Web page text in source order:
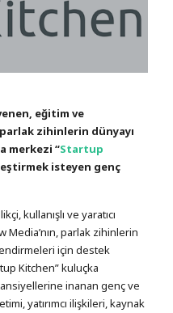
eğitim ve
zihinlerin dünyayı
merkezi “Startup
isteyen genç
kullanışlı ve yaratıcı
Media’nın, parlak zihinlerin
için destek
Kitchen” kuluçka
inanan genç ve
yatırımcı ilişkileri, kaynak